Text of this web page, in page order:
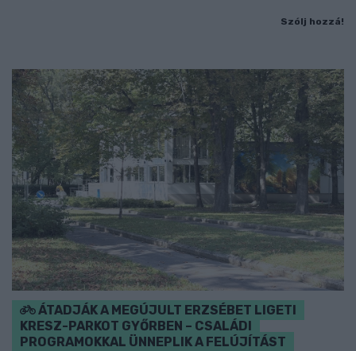
Szólj hozzá!
ÁTADJÁK A MEGÚJULT ERZSÉBET LIGETI
KRESZ-PARKOT GYŐRBEN – CSALÁDI
PROGRAMOKKAL ÜNNEPLIK A FELÚJÍTÁST